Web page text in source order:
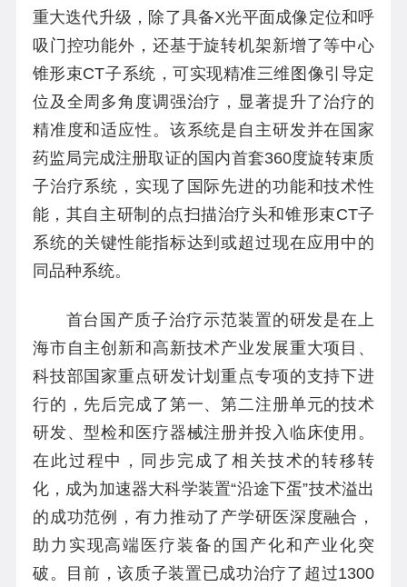
重大迭代升级，除了具备X光平面成像定位和呼
吸门控功能外，还基于旋转机架新增了等中心
锥形束CT子系统，可实现精准三维图像引导定
位及全周多角度调强治疗，显著提升了治疗的
精准度和适应性。该系统是自主研发并在国家
药监局完成注册取证的国内首套360度旋转束质
子治疗系统，实现了国际先进的功能和技术性
能，其自主研制的点扫描治疗头和锥形束CT子
系统的关键性能指标达到或超过现在应用中的
同品种系统。
首台国产质子治疗示范装置的研发是在上
海市自主创新和高新技术产业发展重大项目、
科技部国家重点研发计划重点专项的支持下进
行的，先后完成了第一、第二注册单元的技术
研发、型检和医疗器械注册并投入临床使用。
在此过程中，同步完成了相关技术的转移转
化，成为加速器大科学装置“沿途下蛋”技术溢出
的成功范例，有力推动了产学研医深度融合，
助力实现高端医疗装备的国产化和产业化突
破。目前，该质子装置已成功治疗了超过1300